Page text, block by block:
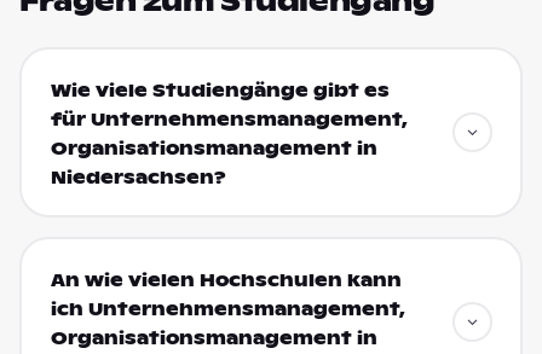
Wie viele Studiengänge gibt es
für Unternehmensmanagement,
Organisationsmanagement in
Niedersachsen?
An wie vielen Hochschulen kann
ich Unternehmensmanagement,
Organisationsmanagement in